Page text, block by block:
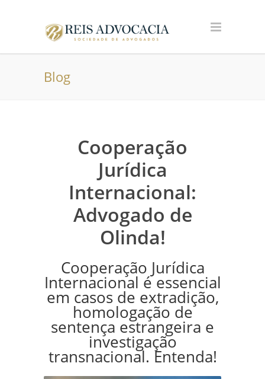
Blog
Cooperação
Jurídica
Internacional:
Advogado de
Olinda!
Cooperação Jurídica
Internacional é essencial
em casos de extradição,
homologação de
sentença estrangeira e
investigação
transnacional. Entenda!